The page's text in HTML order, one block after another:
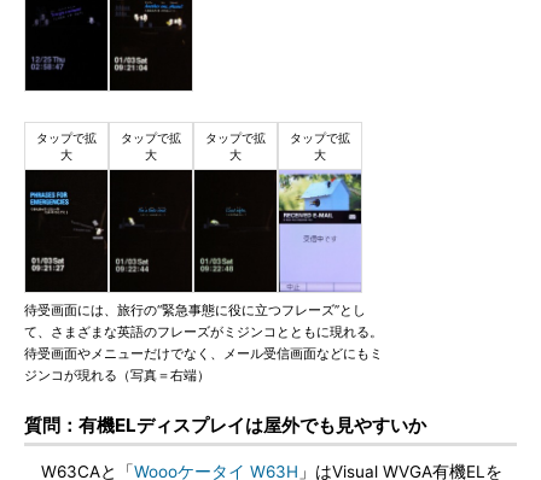
待受画面には、旅行の“緊急事態に役に立つフレーズ”とし
て、さまざまな英語のフレーズがミジンコとともに現れる。
待受画面やメニューだけでなく、メール受信画面などにもミ
ジンコが現れる（写真＝右端）
質問：有機ELディスプレイは屋外でも見やすいか
W63CAと「Woooケータイ W63H 」はVisual WVGA有機ELを